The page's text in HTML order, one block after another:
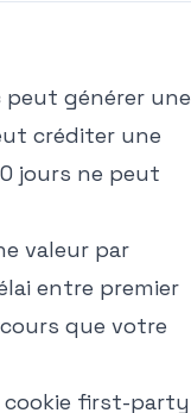
générer une
créditer une
jours ne peut
valeur par
entre premier
que votre
cookie first-party